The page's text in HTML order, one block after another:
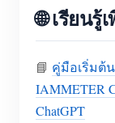
🌐 เรียนรู้
📘 คู่มือเริ่มต้
IAMMETER
ChatGPT